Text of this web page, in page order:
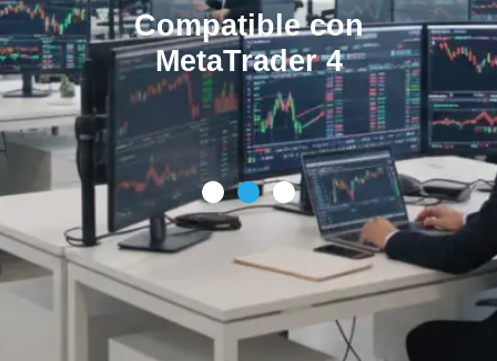
Compatible con
MetaTrader 4